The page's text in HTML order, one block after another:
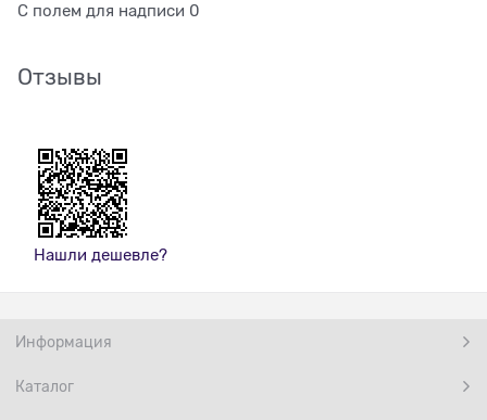
С полем для надписи 0
Отзывы
Нашли дешевле?
Информация
Каталог